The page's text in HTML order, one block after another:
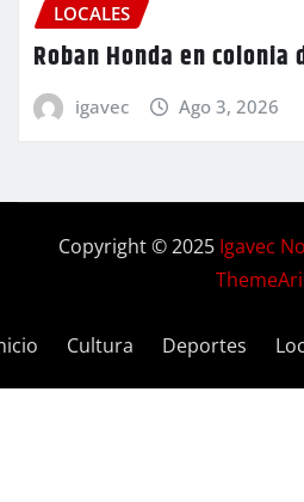
LOCALES
Roban Honda en colonia
igavec Ago 3, 2026
Copyright © 2025 Igavec
Cultura Deportes